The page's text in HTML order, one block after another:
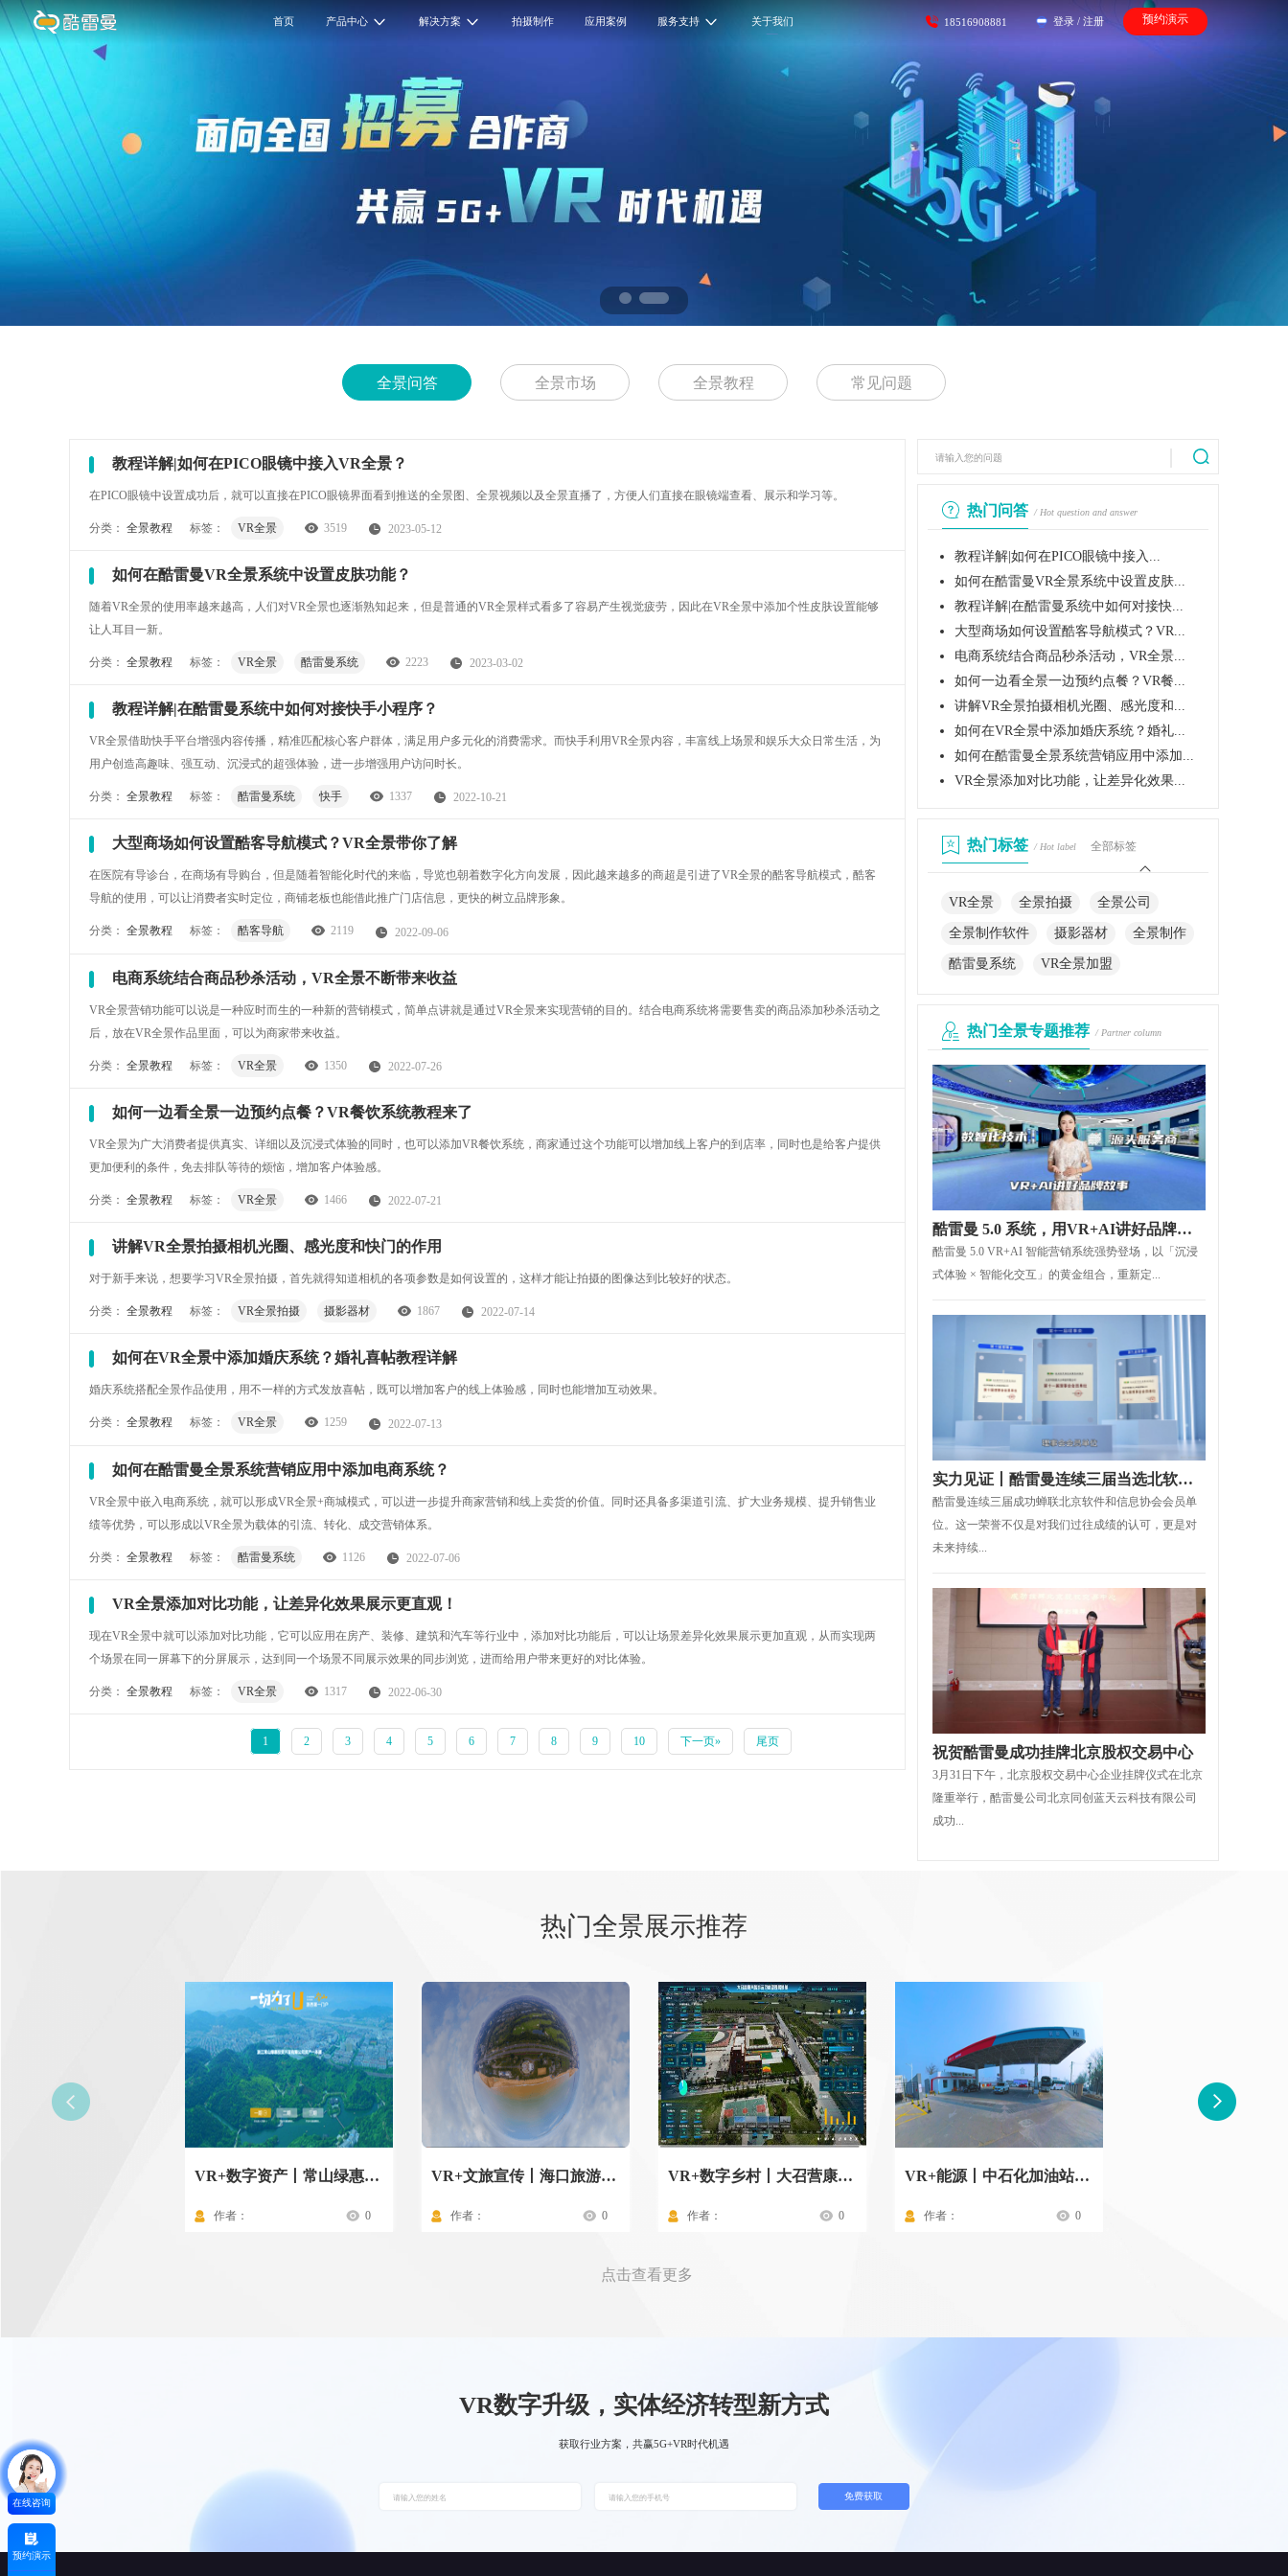
首页 产品中心 解决方案 拍摄制作 应用案例 服务支持 关于我们 18516908881 登录 / 注册 预约演示
全景问答 全景市场 全景教程 常见问题
教程详解|如何在PICO眼镜中接入VR全景？
在PICO眼镜中设置成功后，就可以直接在PICO眼镜界面看到推送的全景图、全景视频以及全景直播了，方便人们直接在眼镜端查看、展示和学习等。
分类： 全景教程 标签： VR全景 3519 2023-05-12
如何在酷雷曼VR全景系统中设置皮肤功能？
随着VR全景的使用率越来越高，人们对VR全景也逐渐熟知起来，但是普通的VR全景样式看多了容易产生视觉疲劳，因此在VR全景中添加个性皮肤设置能够
让人耳目一新。
分类： 全景教程 标签： VR全景 酷雷曼系统 2223 2023-03-02
教程详解|在酷雷曼系统中如何对接快手小程序？
VR全景借助快手平台增强内容传播，精准匹配核心客户群体，满足用户多元化的消费需求。而快手利用VR全景内容，丰富线上场景和娱乐大众日常生活，为
用户创造高趣味、强互动、沉浸式的超强体验，进一步增强用户访问时长。
分类： 全景教程 标签： 酷雷曼系统 快手 1337 2022-10-21
大型商场如何设置酷客导航模式？VR全景带你了解
在医院有导诊台，在商场有导购台，但是随着智能化时代的来临，导览也朝着数字化方向发展，因此越来越多的商超是引进了VR全景的酷客导航模式，酷客
导航的使用，可以让消费者实时定位，商铺老板也能借此推广门店信息，更快的树立品牌形象。
分类： 全景教程 标签： 酷客导航 2119 2022-09-06
电商系统结合商品秒杀活动，VR全景不断带来收益
VR全景营销功能可以说是一种应时而生的一种新的营销模式，简单点讲就是通过VR全景来实现营销的目的。结合电商系统将需要售卖的商品添加秒杀活动之
后，放在VR全景作品里面，可以为商家带来收益。
分类： 全景教程 标签： VR全景 1350 2022-07-26
如何一边看全景一边预约点餐？VR餐饮系统教程来了
VR全景为广大消费者提供真实、详细以及沉浸式体验的同时，也可以添加VR餐饮系统，商家通过这个功能可以增加线上客户的到店率，同时也是给客户提供
更加便利的条件，免去排队等待的烦恼，增加客户体验感。
分类： 全景教程 标签： VR全景 1466 2022-07-21
讲解VR全景拍摄相机光圈、感光度和快门的作用
对于新手来说，想要学习VR全景拍摄，首先就得知道相机的各项参数是如何设置的，这样才能让拍摄的图像达到比较好的状态。
分类： 全景教程 标签： VR全景拍摄 摄影器材 1867 2022-07-14
如何在VR全景中添加婚庆系统？婚礼喜帖教程详解
婚庆系统搭配全景作品使用，用不一样的方式发放喜帖，既可以增加客户的线上体验感，同时也能增加互动效果。
分类： 全景教程 标签： VR全景 1259 2022-07-13
如何在酷雷曼全景系统营销应用中添加电商系统？
VR全景中嵌入电商系统，就可以形成VR全景+商城模式，可以进一步提升商家营销和线上卖货的价值。同时还具备多渠道引流、扩大业务规模、提升销售业
绩等优势，可以形成以VR全景为载体的引流、转化、成交营销体系。
分类： 全景教程 标签： 酷雷曼系统 1126 2022-07-06
VR全景添加对比功能，让差异化效果展示更直观！
现在VR全景中就可以添加对比功能，它可以应用在房产、装修、建筑和汽车等行业中，添加对比功能后，可以让场景差异化效果展示更加直观，从而实现两
个场景在同一屏幕下的分屏展示，达到同一个场景不同展示效果的同步浏览，进而给用户带来更好的对比体验。
分类： 全景教程 标签： VR全景 1317 2022-06-30
1 2 3 4 5 6 7 8 9 10 下一页» 尾页
热门问答 / Hot question and answer
教程详解|如何在PICO眼镜中接入...
如何在酷雷曼VR全景系统中设置皮肤...
教程详解|在酷雷曼系统中如何对接快...
大型商场如何设置酷客导航模式？VR...
电商系统结合商品秒杀活动，VR全景...
如何一边看全景一边预约点餐？VR餐...
讲解VR全景拍摄相机光圈、感光度和...
如何在VR全景中添加婚庆系统？婚礼...
如何在酷雷曼全景系统营销应用中添加...
VR全景添加对比功能，让差异化效果...
热门标签 / Hot label 全部标签
VR全景 全景拍摄 全景公司
全景制作软件 摄影器材 全景制作
酷雷曼系统 VR全景加盟
热门全景专题推荐 / Partner column
酷雷曼 5.0 系统，用VR+AI讲好品牌故事
酷雷曼 5.0 VR+AI 智能营销系统强势登场，以「沉浸
式体验 × 智能化交互」的黄金组合，重新定...
实力见证丨酷雷曼连续三届当选北软协理事会会员单位
酷雷曼连续三届成功蝉联北京软件和信息协会会员单
位。这一荣誉不仅是对我们过往成绩的认可，更是对
未来持续...
祝贺酷雷曼成功挂牌北京股权交易中心
3月31日下午，北京股权交易中心企业挂牌仪式在北京
隆重举行，酷雷曼公司北京同创蓝天云科技有限公司
成功...
热门全景展示推荐
VR+数字资产丨常山绿惠投资资产一本通
作者： 0
VR+文旅宣传丨海口旅游景点
作者： 0
VR+数字乡村丨大召营康养示范村驾驶舱
作者： 0
VR+能源丨中石化加油站标准化操作流程
作者： 0
点击查看更多
在线咨询
预约演示
VR数字升级，实体经济转型新方式
获取行业方案，共赢5G+VR时代机遇
免费获取